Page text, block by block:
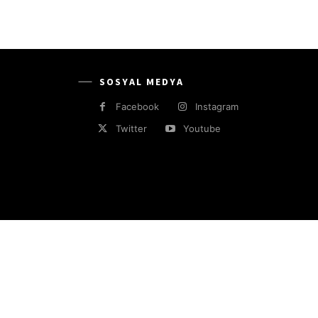
SOSYAL MEDYA
Facebook
Instagram
Twitter
Youtube